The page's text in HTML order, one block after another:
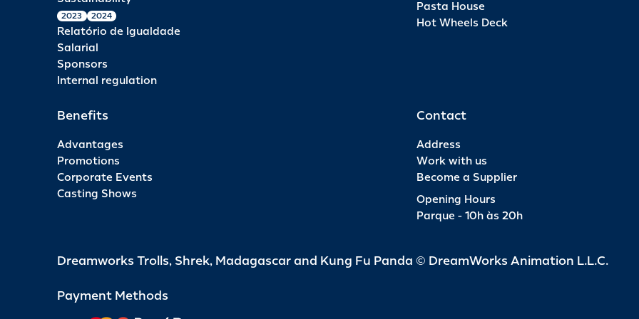
2023 2024
Relatório de Igualdade
Salarial
Sponsors
Internal regulation
Pasta House
Hot Wheels Deck
Benefits
Advantages
Promotions
Corporate Events
Casting Shows
Contact
Address
Work with us
Become a Supplier
Opening Hours
Parque - 10h às 20h
Dreamworks Trolls, Shrek, Madagascar and Kung Fu Panda © DreamWorks Animation L.L.C.
Payment Methods